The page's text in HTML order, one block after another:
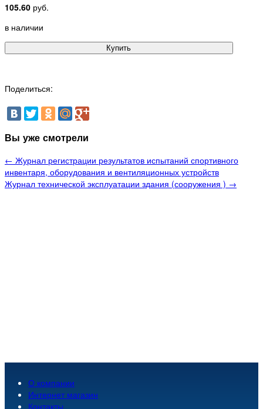
105.60 руб.
в наличии
Купить
Поделиться:
Вы уже смотрели
← Журнал регистрации результатов испытаний спортивного
инвентаря, оборудования и вентиляционных устройств
Журнал технической эксплуатации здания (сооружения ) →
О компании
Интернет магазин
Контакты